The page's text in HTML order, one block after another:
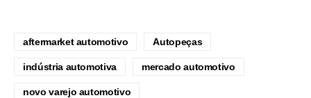
aftermarket automotivo Autopeças
indústria automotiva mercado automotivo
novo varejo automotivo